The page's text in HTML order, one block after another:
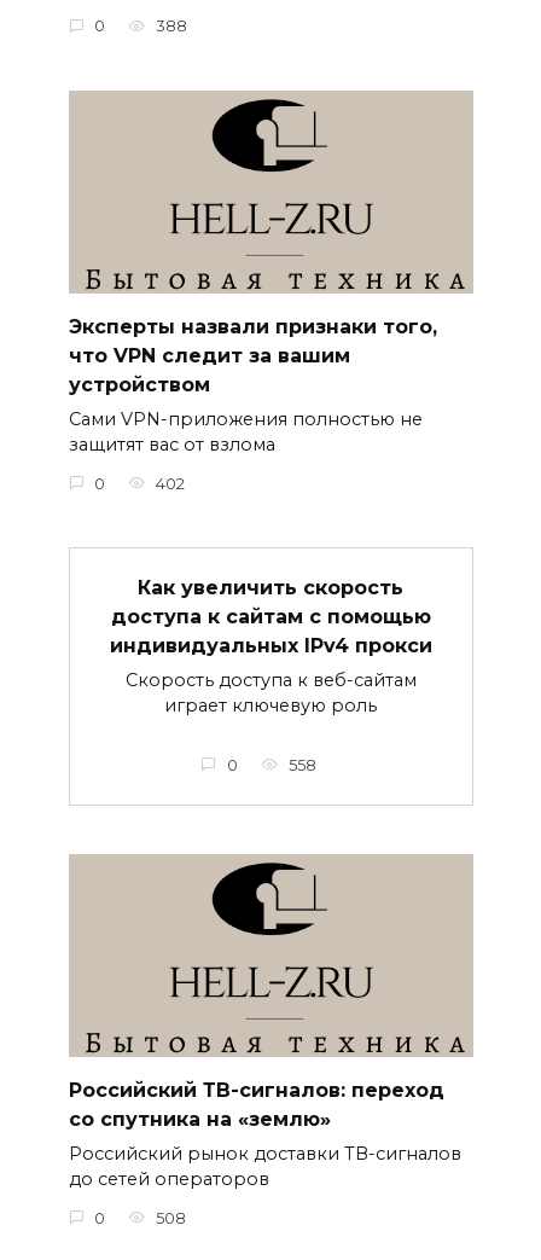
0 388
Эксперты назвали признаки того,
что VPN следит за вашим
устройством
Сами VPN-приложения полностью не
защитят вас от взлома
0 402
Как увеличить скорость
доступа к сайтам с помощью
индивидуальных IPv4 прокси
Скорость доступа к веб-сайтам
играет ключевую роль
0 558
Российский ТВ-сигналов: переход
со спутника на «землю»
Российский рынок доставки ТВ-сигналов
до сетей операторов
0 508